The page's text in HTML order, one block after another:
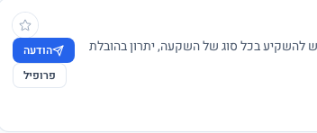
להשקיע בכל סוג של השקעה, יתרון בהובלת
הודעה
פרופיל